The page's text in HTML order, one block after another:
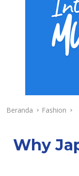
Beranda Fashion
Why